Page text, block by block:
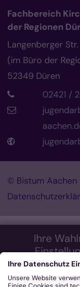
Ihre
Wir möchten Ihnen
Dazu verwenden wir
Fachbereich
der Regionen
Langenberger
(im Büro der
52349 Düren
02421 /
© Bistum Aachen